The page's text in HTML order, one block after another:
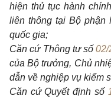
hiện thủ tục hành
liên thông tại Bộ phận
quốc gia;
Căn cứ Thông tư số02/
của Bộ trưởng, Chủ
dẫn về nghiệp vụ kiểm
Căn cứ Quyết định số